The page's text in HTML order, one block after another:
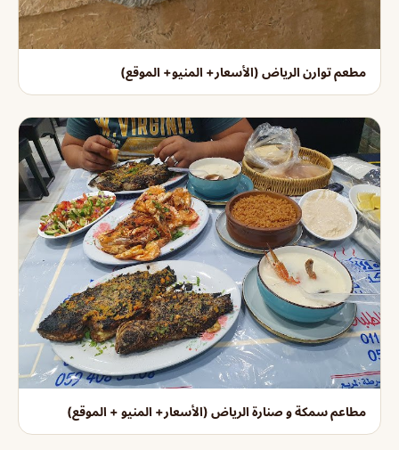
مطعم توارن الرياض (الأسعار+ المنيو+ الموقع)
مطاعم سمكة و صنارة الرياض (الأسعار+ المنيو + الموقع)